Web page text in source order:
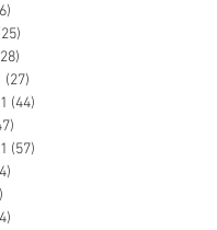
(27)
(44)
(57)